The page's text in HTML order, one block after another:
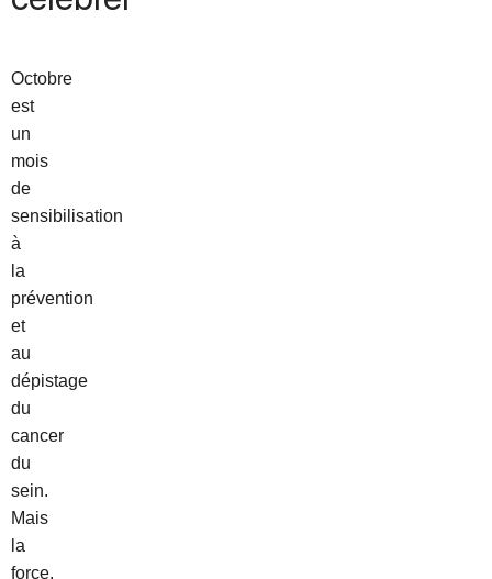
Octobre
est
un
mois
de
sensibilisation
à
la
prévention
et
au
dépistage
du
cancer
du
sein.
Mais
la
force,